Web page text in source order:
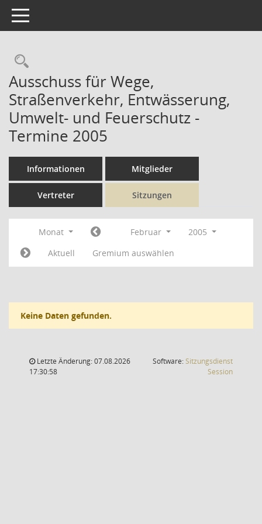
Toggle navigation
Rechercheauswahl
Ausschuss für Wege,
Straßenverkehr, Entwässerung,
Umwelt- und Feuerschutz -
Termine 2005
Informationen Mitglieder
Vertreter Sitzungen
Monat Februar
2005
Aktuell
Gremium auswählen
Keine Daten gefunden.
Letzte Änderung: 07.08.2026
17:30:58
Software:Sitzungsdienst
Session(Wird in